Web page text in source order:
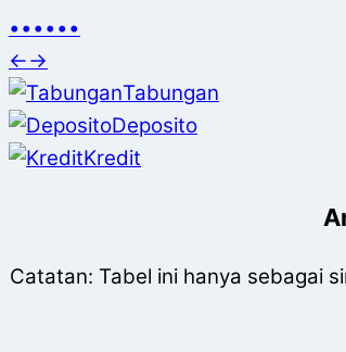
••••••
←→
Tabungan
Deposito
Kredit
Catatan: Tabel ini hanya sebagai